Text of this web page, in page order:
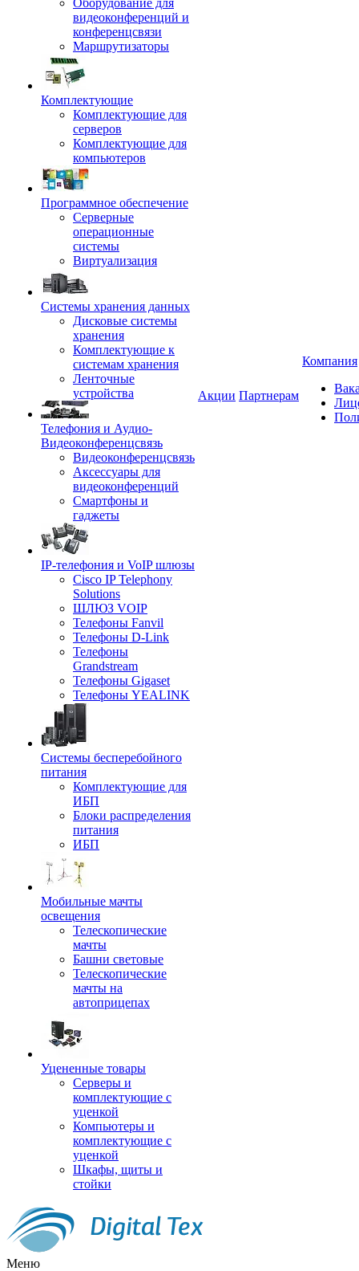
Оборудование для
видеоконференций и
конференцсвязи
Маршрутизаторы
Комплектующие
Комплектующие для
серверов
Комплектующие для
компьютеров
Программное обеспечение
Серверные
операционные
системы
Виртуализация
Системы хранения данных
Дисковые системы
хранения
Комплектующие к
системам хранения
Ленточные
устройства
Телефония и Аудио-
Видеоконференцсвязь
Видеоконференцсвязь
Аксессуары для
видеоконференций
Смартфоны и
гаджеты
IP-телефония и VoIP шлюзы
Cisco IP Telephony
Solutions
ШЛЮЗ VOIP
Телефоны Fanvil
Телефоны D-Link
Телефоны
Grandstream
Телефоны Gigaset
Телефоны YEALINK
Системы бесперебойного
питания
Комплектующие для
ИБП
Блоки распределения
питания
ИБП
Мобильные мачты
освещения
Телескопические
мачты
Башни световые
Телескопические
мачты на
автоприцепах
Уцененные товары
Серверы и
комплектующие с
уценкой
Компьютеры и
комплектующие с
уценкой
Шкафы, щиты и
стойки
Акции Партнерам
Компания
Меню